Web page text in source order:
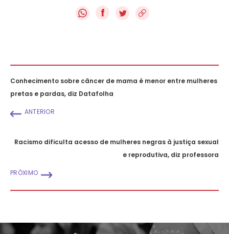
f
Conhecimento sobre câncer de mama é menor entre mulheres
pretas e pardas, diz Datafolha
ANTERIOR
Racismo dificulta acesso de mulheres negras à justiça sexual
e reprodutiva, diz professora
PRÓXIMO